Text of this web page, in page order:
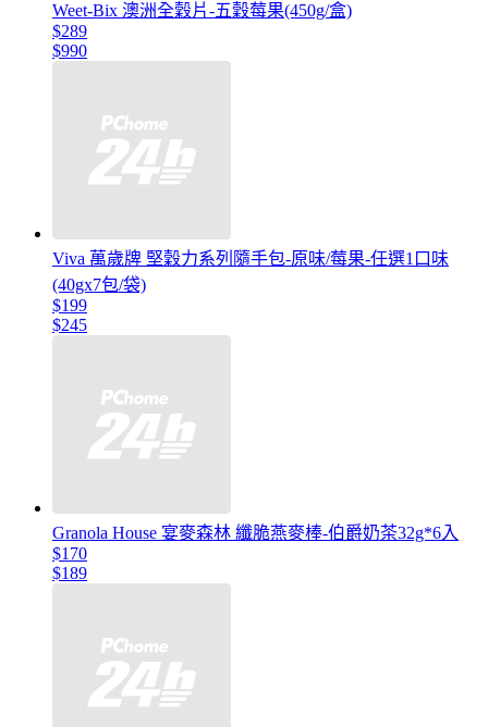
Weet-Bix 澳洲全穀片-五穀莓果(450g/盒)
$289
$990
Viva 萬歲牌 堅穀力系列隨手包-原味/莓果-任選1口味
(40gx7包/袋)
$199
$245
Granola House 宴麥森林 纖脆燕麥棒-伯爵奶茶32g*6入
$170
$189